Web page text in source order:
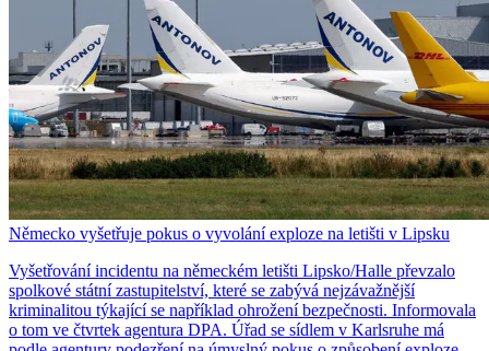
Německo vyšetřuje pokus o vyvolání exploze na letišti v Lipsku
Vyšetřování incidentu na německém letišti Lipsko/Halle převzalo
spolkové státní zastupitelství, které se zabývá nejzávažnější
kriminalitou týkající se například ohrožení bezpečnosti. Informovala
o tom ve čtvrtek agentura DPA. Úřad se sídlem v Karlsruhe má